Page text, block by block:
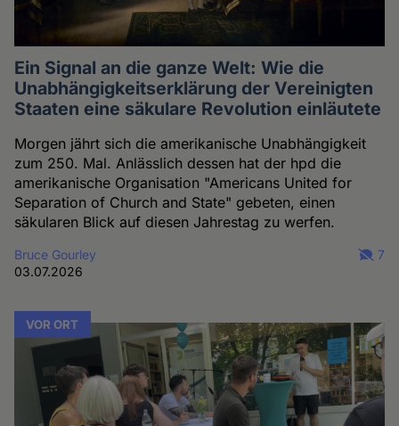
Ein Signal an die ganze Welt: Wie die
Unabhängigkeitserklärung der Vereinigten
Staaten eine säkulare Revolution einläutete
Morgen jährt sich die amerikanische Unabhängigkeit
zum 250. Mal. Anlässlich dessen hat der hpd die
amerikanische Organisation "Americans United for
Separation of Church and State" gebeten, einen
säkularen Blick auf diesen Jahrestag zu werfen.
Bruce Gourley
03.07.2026
7
VOR ORT